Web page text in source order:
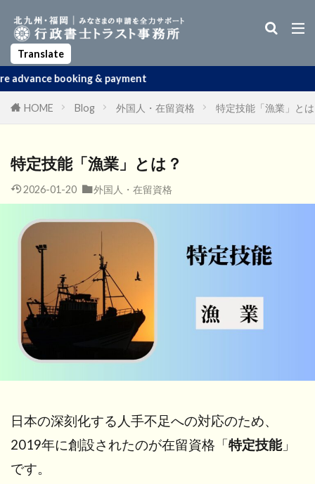
Translate
& payment
HOME Blog 外国人・在留資格 特定技能「漁業」と
特定技能「漁業」とは？
2026-01-20 外国人・在留資格
日本の深刻化する人手不足への対応のため、
2019年に創設されたのが在留資格「特定技能」
です。
Spouse Visa Apostille